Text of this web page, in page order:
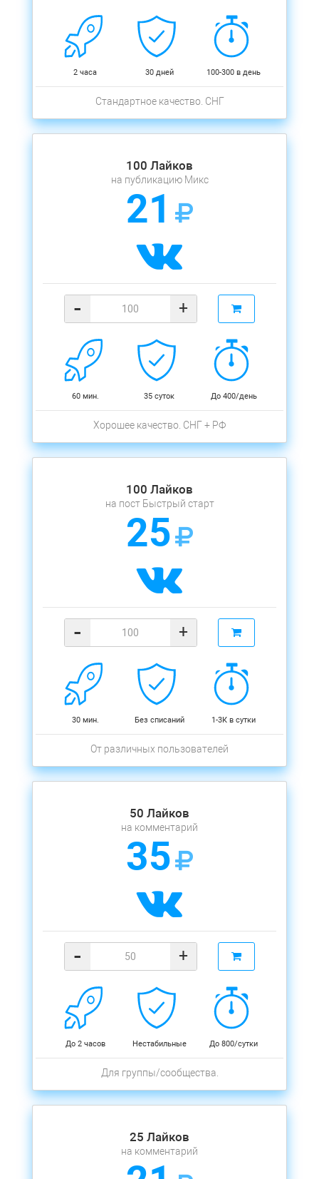
2 часа 30 дней 100-300 в день
Стандартное качество. СНГ
100 Лайков
на публикацию Микс
21
- +
60 мин. 35 суток До 400/день
Хорошее качество. СНГ + РФ
100 Лайков
на пост Быстрый старт
25
- +
30 мин. Без списаний 1-3К в сутки
От различных пользователей
50 Лайков
на комментарий
35
- +
До 2 часов Нестабильные До 800/сутки
Для группы/сообщества.
25 Лайков
на комментарий